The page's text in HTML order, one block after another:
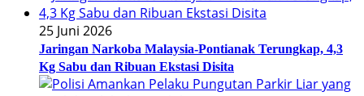
25 Juni 2026
Jaringan Narkoba Malaysia-Pontianak Terungkap, 4,3
Kg Sabu dan Ribuan Ekstasi Disita